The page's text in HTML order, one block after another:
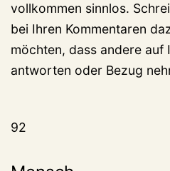
vollkommen sinnlos.
bei Ihren Kommentaren
möchten, dass andere auf
antworten oder Bezug
92